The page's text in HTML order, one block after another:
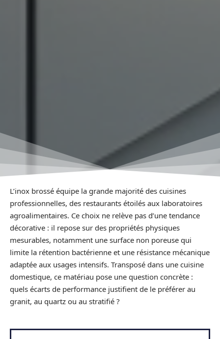
L’inox brossé équipe la grande majorité des cuisines
professionnelles, des restaurants étoilés aux laboratoires
agroalimentaires. Ce choix ne relève pas d’une tendance
décorative : il repose sur des propriétés physiques
mesurables, notamment une surface non poreuse qui
limite la rétention bactérienne et une résistance mécanique
adaptée aux usages intensifs. Transposé dans une cuisine
domestique, ce matériau pose une question concrète :
quels écarts de performance justifient de le préférer au
granit, au quartz ou au stratifié ?